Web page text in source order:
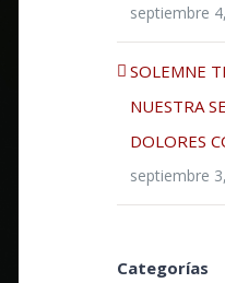
septiembre
SOLEMNE
NUESTRA
DOLORES
septiembre
Categorías